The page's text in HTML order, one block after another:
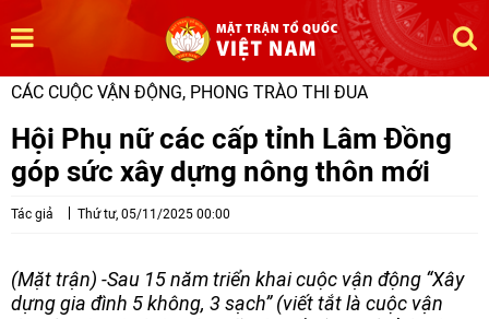
CÁC CUỘC VẬN ĐỘNG, PHONG TRÀO THI ĐUA
Hội Phụ nữ các cấp tỉnh Lâm Đồng
góp sức xây dựng nông thôn mới
Tác giả Thứ tư, 05/11/2025 00:00
(Mặt trận) -Sau 15 năm triển khai cuộc vận động “Xây
dựng gia đình 5 không, 3 sạch” (viết tắt là cuộc vận